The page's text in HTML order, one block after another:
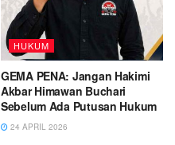
HUKUM
GEMA PENA: Jangan Hakimi
Akbar Himawan Buchari
Sebelum Ada Putusan Hukum
24 APRIL 2026